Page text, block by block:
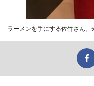
ラーメンを手にする佐竹さん